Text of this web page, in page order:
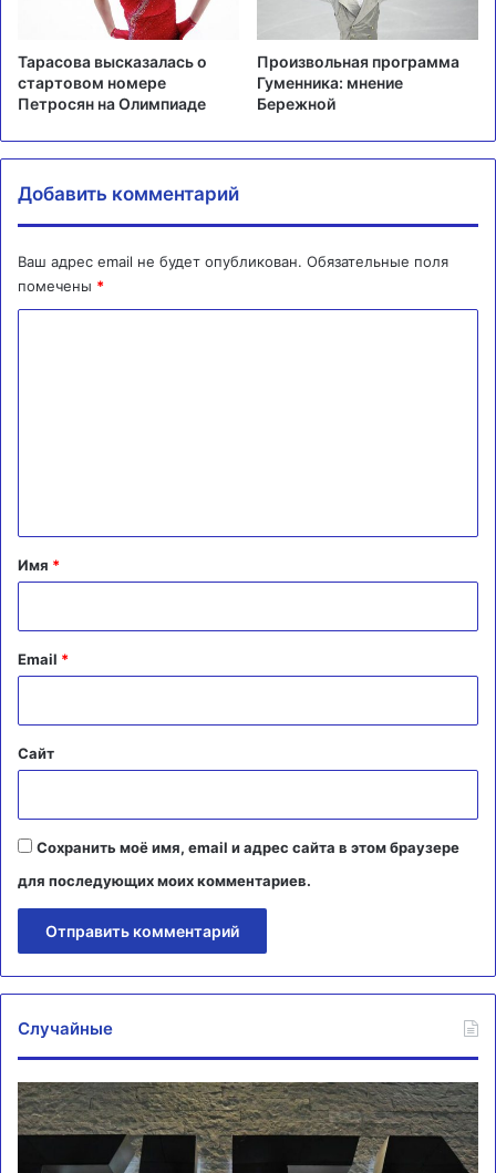
Тарасова высказалась о
стартовом номере
Петросян на Олимпиаде
Произвольная программа
Гуменника: мнение
Бережной
Добавить комментарий
Ваш адрес email не будет опубликован. Обязательные поля
помечены *
а
и
й
Имя *
Email *
Сайт
Сохранить моё имя, email и адрес сайта в этом браузере
для последующих моих комментариев.
Случайные
ФИФА
не
будет
голосовать